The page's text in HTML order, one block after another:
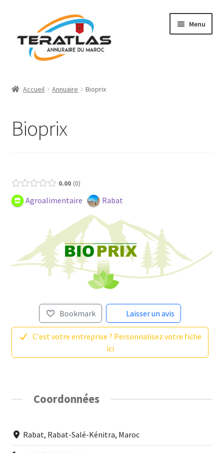
navigation
contenu
Menu
Annuaire
Mon compte
Accueil Annuaire Bioprix
Bioprix
0.00 0
Agroalimentaire Rabat
Bookmark Laisser un avis
C'est votre entreprise ? Personnalisez votre fiche
ici
Coordonnées
Rabat, Rabat-Salé-Kénitra, Maroc